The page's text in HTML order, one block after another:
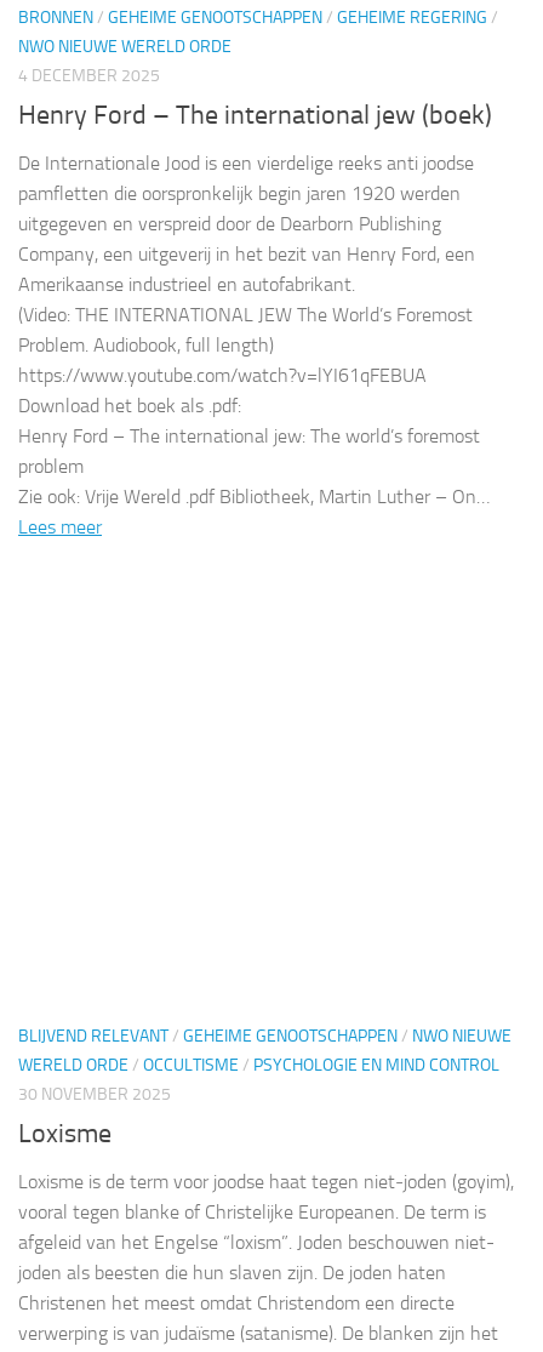
BRONNEN/ GEHEIME GENOOTSCHAPPEN/ GEHEIME REGERING /
NWO NIEUWE WERELD ORDE
4 DECEMBER 2025
Henry Ford – The international jew (boek)
De Internationale Jood is een vierdelige reeks anti joodse
pamfletten die oorspronkelijk begin jaren 1920 werden
uitgegeven en verspreid door de Dearborn Publishing
Company, een uitgeverij in het bezit van Henry Ford, een
Amerikaanse industrieel en autofabrikant.
(Video: THE INTERNATIONAL JEW The World’s Foremost
Problem. Audiobook, full length)
https://www.youtube.com/watch?v=lYI61qFEBUA
Download het boek als .pdf:
Henry Ford – The international jew: The world’s foremost
problem
Zie ook: Vrije Wereld .pdf Bibliotheek, Martin Luther – On…
Lees meer
BLIJVEND RELEVANT/ GEHEIME GENOOTSCHAPPEN/ NWO NIEUWE
WERELD ORDE / OCCULTISME / PSYCHOLOGIE EN MIND CONTROL
30 NOVEMBER 2025
Loxisme
Loxisme is de term voor joodse haat tegen niet‑joden (goyim),
vooral tegen blanke of Christelijke Europeanen. De term is
afgeleid van het Engelse “loxism”. Joden beschouwen niet-
joden als beesten die hun slaven zijn. De joden haten
Christenen het meest omdat Christendom een directe
verwerping is van judaïsme (satanisme). De blanken zijn het